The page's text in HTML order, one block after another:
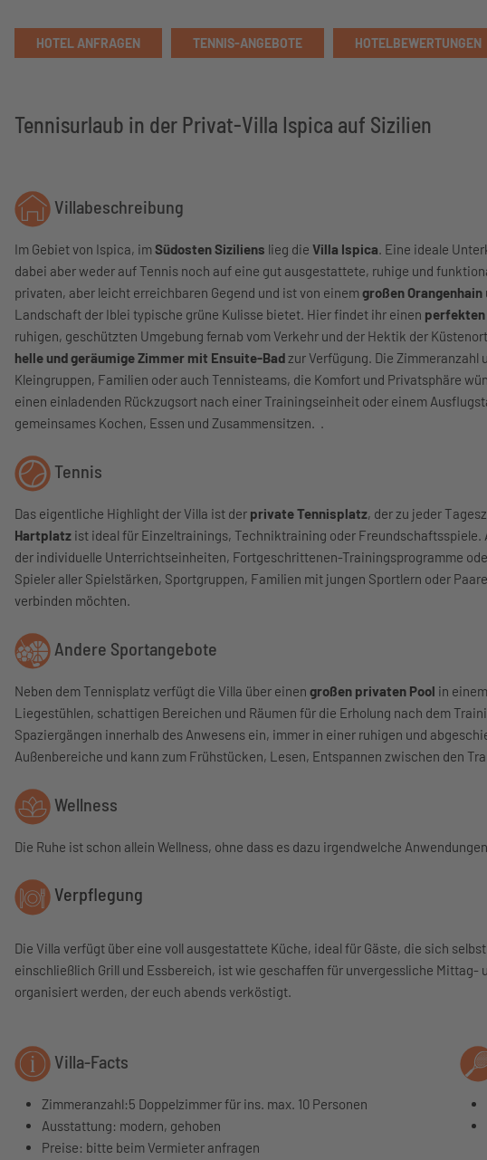
HOTEL ANFRAGEN TENNIS-ANGEBOTE HOTELBEWERTUNGEN
Tennisurlaub in der Privat-Villa Ispica auf Sizilien
Villabeschreibung
Im Gebiet von Ispica, imSüdosten Siziliens lieg die Villa Ispica. Eine ideale
dabei aber weder auf Tennis noch auf eine gut ausgestattete, ruhige und
privaten, aber leicht erreichbaren Gegend und ist von einemgroßen Orangenhain
Landschaft der Iblei typische grüne Kulisse bietet. Hier findet ihr einen perfekten
ruhigen, geschützten Umgebung fernab vom Verkehr und der Hektik der
helle und geräumige Zimmer mit Ensuite-Badzur Verfügung. Die
Kleingruppen, Familien oder auch Tennisteams, die Komfort und Privatsphäre
einen einladenden Rückzugsort nach einer Trainingseinheit oder einem
gemeinsames Kochen, Essen und Zusammensitzen. .
Tennis
Das eigentliche Highlight der Villa ist der private Tennisplatz, der zu jeder
Hartplatz ist ideal für Einzeltrainings, Techniktraining oder
der individuelle Unterrichtseinheiten, Fortgeschrittenen-Trainingsprogramme
Spieler aller Spielstärken, Sportgruppen, Familien mit jungen Sportlern oder
verbinden möchten.
Andere Sportangebote
Neben dem Tennisplatz verfügt die Villa über einen großen privaten Pool in
Liegestühlen, schattigen Bereichen und Räumen für die Erholung nach dem
Spaziergängen innerhalb des Anwesens ein, immer in einer ruhigen und
Außenbereiche und kann zum Frühstücken, Lesen, Entspannen zwischen den
Wellness
Die Ruhe ist schon allein Wellness, ohne dass es dazu irgendwelche
Verpflegung
Die Villa verfügt über eine voll ausgestattete Küche, ideal für Gäste, die sich
einschließlich Grill und Essbereich, ist wie geschaffen für unvergessliche
organisiert werden, der euch abends verköstigt.
Villa-Facts
Zimmeranzahl:5 Doppelzimmer für ins. max. 10 Personen
Ausstattung: modern, gehoben
Preise: bitte beim Vermieter anfragen